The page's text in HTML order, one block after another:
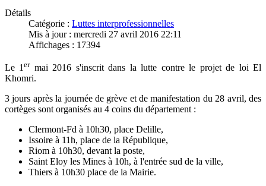
Détails
Catégorie : Luttes interprofessionnelles
Mis à jour : mercredi 27 avril 2016 22:11
Affichages : 17394
Le 1ermai 2016 s'inscrit dans la lutte contre le projet de loi El
Khomri.
3 jours après la journée de grève et de manifestation du 28 avril, des
cortèges sont organisés au 4 coins du département :
Clermont-Fd à 10h30, place Delille,
Issoire à 11h, place de la République,
Riom à 10h30, devant la poste,
Saint Eloy les Mines à 10h, à l'entrée sud de la ville,
Thiers à 10h30 place de la Mairie.